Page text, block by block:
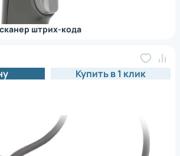
штрих-кода
Купить в 1 клик